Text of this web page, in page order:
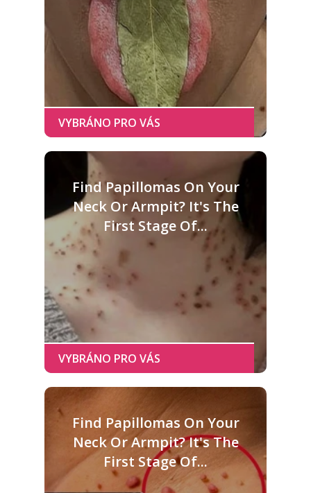
Find Papillomas On Your
Neck Or Armpit? It's The
First Stage Of...
Find Papillomas On Your
Neck Or Armpit? It's The
First Stage Of...